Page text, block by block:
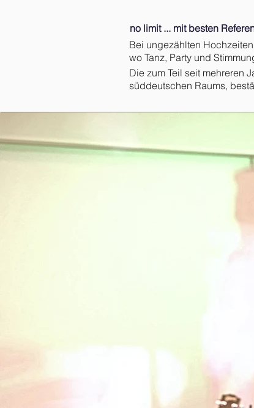
no limit ... mit besten
Bei ungezählten
wo Tanz, Party und
Die zum Teil seit mehreren
süddeutschen Raums,